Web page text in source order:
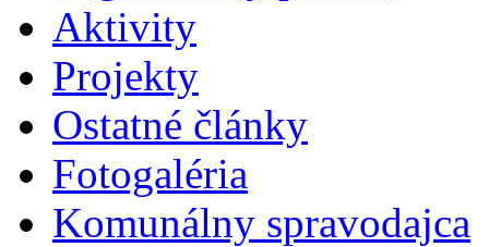
Aktivity
Projekty
Ostatné články
Fotogaléria
Komunálny spravodajca